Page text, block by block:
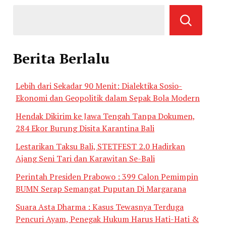
Berita Berlalu
Lebih dari Sekadar 90 Menit: Dialektika Sosio-
Ekonomi dan Geopolitik dalam Sepak Bola Modern
Hendak Dikirim ke Jawa Tengah Tanpa Dokumen,
284 Ekor Burung Disita Karantina Bali
Lestarikan Taksu Bali, STETFEST 2.0 Hadirkan
Ajang Seni Tari dan Karawitan Se-Bali
Perintah Presiden Prabowo : 399 Calon Pemimpin
BUMN Serap Semangat Puputan Di Margarana
Suara Asta Dharma : Kasus Tewasnya Terduga
Pencuri Ayam, Penegak Hukum Harus Hati-Hati &